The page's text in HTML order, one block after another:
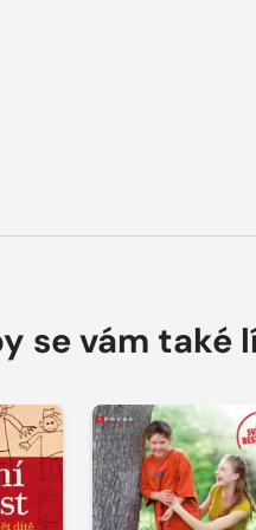
se vám také